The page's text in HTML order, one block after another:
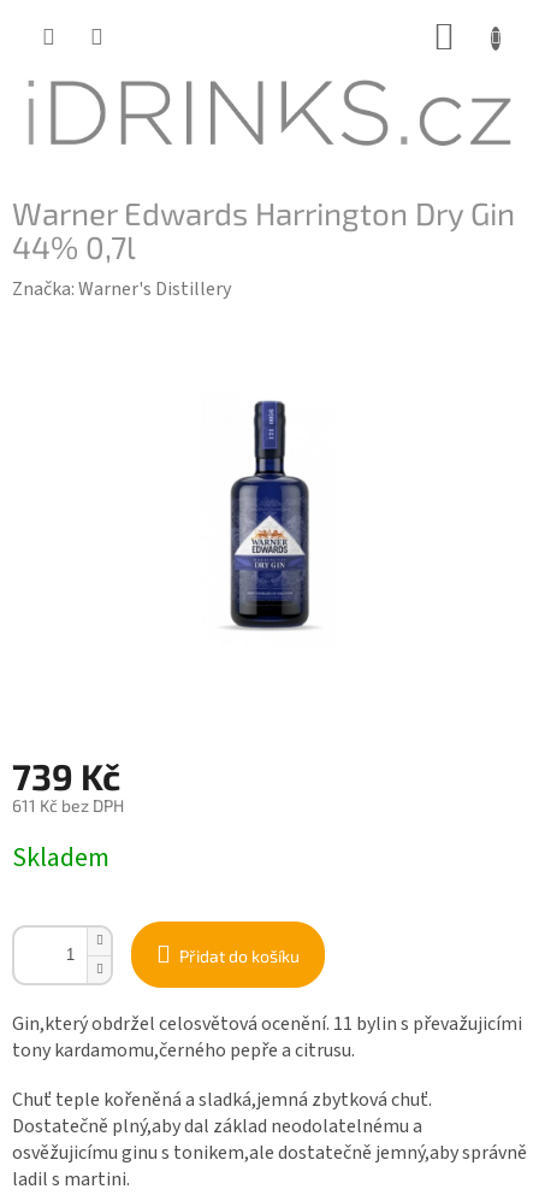
Warner Edwards Harrington Dry Gin
44% 0,7l
Značka:Warner's Distillery
739 Kč
611 Kč bez DPH
cena:
Skladem
Přidat do košíku
Gin,který obdržel celosvětová ocenění. 11 bylin s převažujicími
tony kardamomu,černého pepře a citrusu.
Chuť teple kořeněná a sladká,jemná zbytková chuť.
Dostatečně plný,aby dal základ neodolatelnému a
osvěžujicímu ginu s tonikem,ale dostatečně jemný,aby správně
ladil s martini.